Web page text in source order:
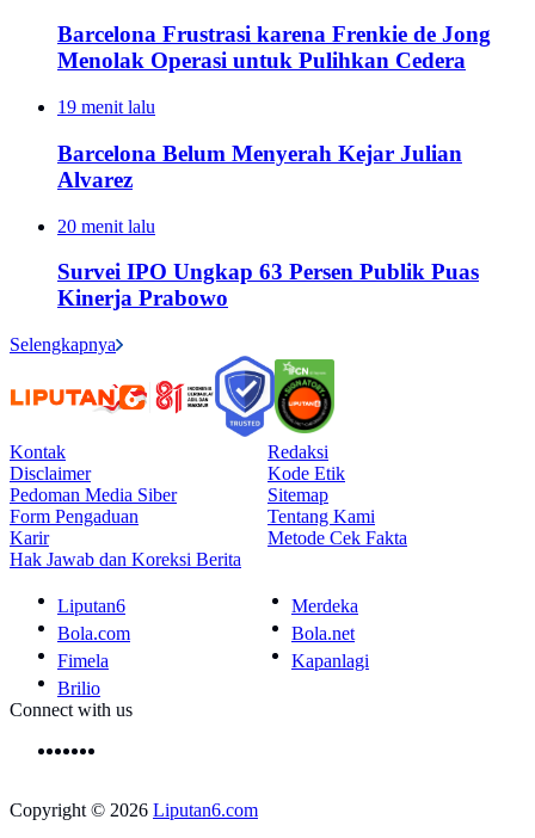
Barcelona Frustrasi karena Frenkie de Jong
Menolak Operasi untuk Pulihkan Cedera
19 menit lalu
Barcelona Belum Menyerah Kejar Julian
Alvarez
20 menit lalu
Survei IPO Ungkap 63 Persen Publik Puas
Kinerja Prabowo
Selengkapnya
Kontak
Redaksi
Disclaimer
Kode Etik
Pedoman Media Siber
Sitemap
Form Pengaduan
Tentang Kami
Karir
Metode Cek Fakta
Hak Jawab dan Koreksi Berita
Liputan6
Merdeka
Bola.com
Bola.net
Fimela
Kapanlagi
Brilio
Connect with us
Copyright © 2026 Liputan6.com